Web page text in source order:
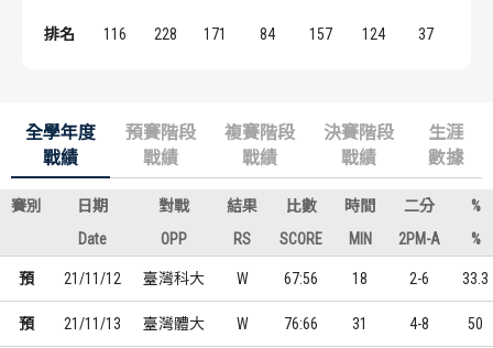
排名 116 228 171 84 157 124 37
全學年度
戰績
預賽階段
戰績
複賽階段
戰績
決賽階段
戰績
生涯
數據
賽別 日期 對戰 結果 比數 時間 二分
%
Date
OPP RS SCORE MIN 2PM-A %
預 21/11/12 臺灣科大 W 67:56 18 2-6 33.3
預 21/11/13 臺灣體大 W 76:66 31 4-8 50